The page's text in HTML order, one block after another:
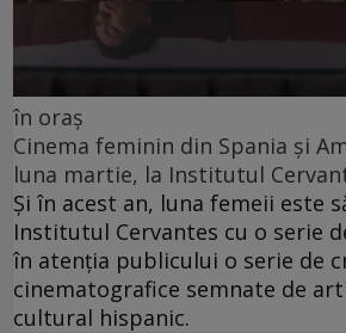
în oraș
Cinema feminin din Spania și
luna martie, la Institutul
Și în acest an, luna femeii este
Institutul Cervantes cu o serie
în atenția publicului o serie de
cinematografice semnate de
cultural hispanic.